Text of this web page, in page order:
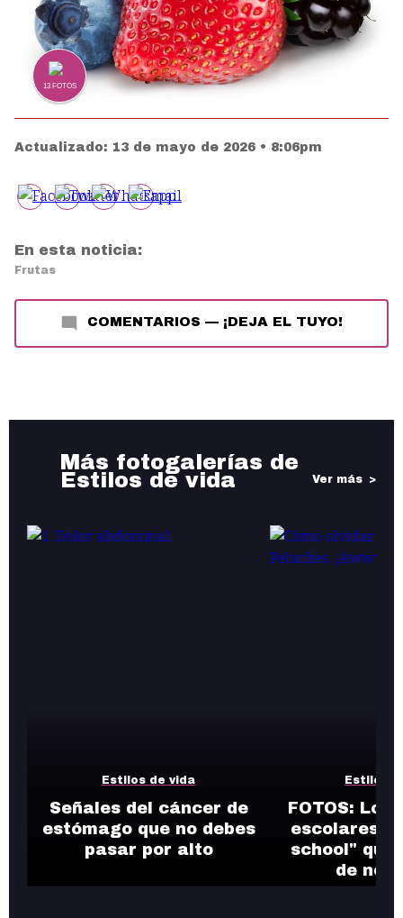
13FOTOS
Actualizado: 13 de mayo de 2026 • 8:06pm
En esta noticia:
Frutas
COMENTARIOS — ¡DEJA EL TUYO!
Más fotogalerías de
Estilos de vida Ver más
Estilos de vida
Señales del cáncer de
estómago que no debes
pasar por alto
Estilos
FOTOS:
escolares
school" que
de